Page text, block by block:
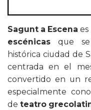
Sagunt a Escena es
escénicas que se
histórica ciudad de
centrada en el
convertido en un
especialmente
de teatro